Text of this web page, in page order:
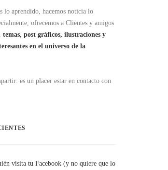
lo aprendido, hacemos noticia lo
ofrecemos a Clientes y amigos
temas, post gráficos, ilustraciones y
en el universo de la
es un placer estar en contacto con
visita tu Facebook (y no quiere que lo